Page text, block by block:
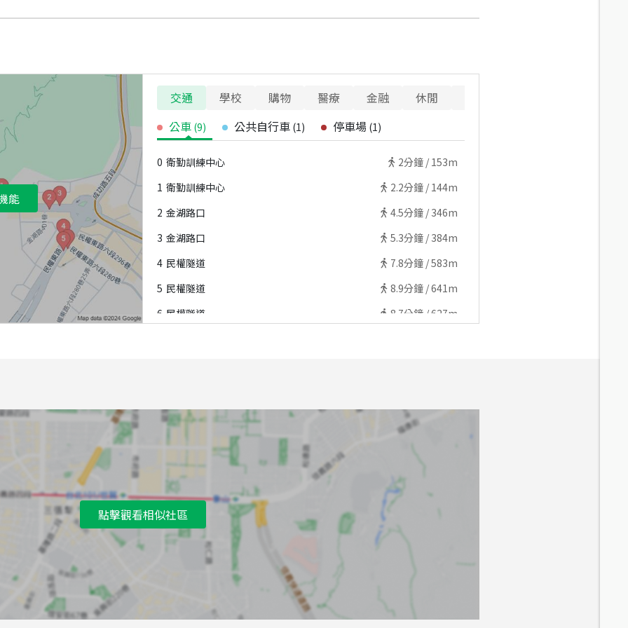
能
交通 學校 購物 醫療 金融 休閒
公車 (9) 公共自行車 (1) 停車場 (1)
0 衛勤訓練中心 2分鐘 / 153m
1 衛勤訓練中心 2.2分鐘 / 144m
2 金湖路口 4.5分鐘 / 346m
3 金湖路口 5.3分鐘 / 384m
4 民權隧道 7.8分鐘 /583m
5 民權隧道 8.9分鐘 /641m
6 民權隧道 8.7分鐘 /627m
點擊觀看相似社區